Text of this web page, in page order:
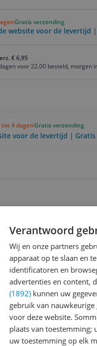
Gratis verzending
website voor de levertijd
€ 6,95
voor 22.00 besteld, morgen
tot 4 dagenGratis verzending
voor de levertijd | Gratis
Verantwoord
Wij en onze partners
apparaat op te slaan en
identificatoren en
advertenties en content,
(1892) kunnen uw
gebruik van nauwkeurige
voor deze website.
plaats van toestemming;
uw toestemming op elk